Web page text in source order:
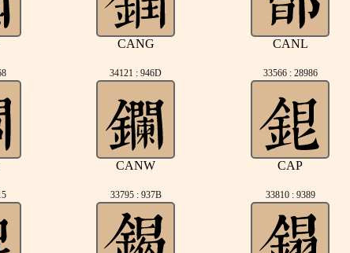
CANG CANL
34121 : 946D
CANW
33566 : 28986
CAP
33795 : 937B 33810 : 9389